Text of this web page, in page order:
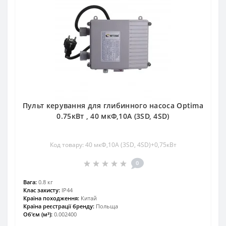
Пульт керування для глибинного насоса Optima
0.75кВт , 40 мкФ,10А (3SD, 4SD)
Код товару: 40 мкФ,10А (3SD, 4SD)+0,75кВт
0
Вага: 0.8 кг
Клас захисту: IP44
Країна походження: Китай
Країна реєстрації бренду: Польща
Об'єм (м³): 0.002400